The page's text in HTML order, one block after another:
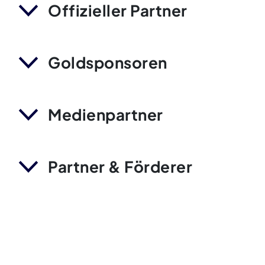
Offizieller Partner
Goldsponsoren
Medienpartner
Partner & Förderer